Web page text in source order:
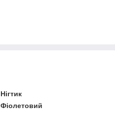
Нігтик
Фіолетовий